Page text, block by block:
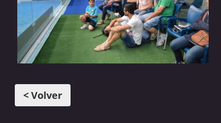
< Volver